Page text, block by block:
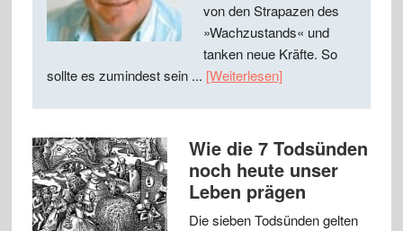
von den Strapazen des
»Wachzustands« und
tanken neue Kräfte. So
sollte es zumindest sein ... [Weiterlesen]
Wie die 7 Todsünden
noch heute unser
Leben prägen
Die sieben Todsünden gelten